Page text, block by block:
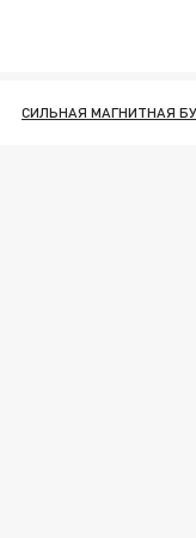
СИЛЬНАЯ МАГНИТНАЯ